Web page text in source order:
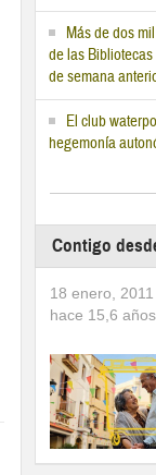
Más de dos
de las
de semana
El club
hegemonía
Contigo
18 enero, 2011
hace 15,6 años.